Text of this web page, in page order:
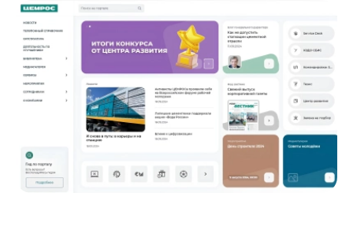
Центры дистрибуции
Реализация ТМЦ и непрофильных активов
Политика в области закупок
В помощь поставщику
Не только цемент
Люди ЦЕМРОСа
Технологии и тренды
Издание для клиентов
Аналитика цементной отрасли
Медиабанк
Контакты